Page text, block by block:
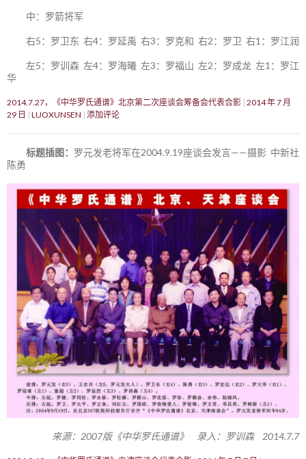
中：罗箭将军
右5：罗卫东 右4：罗延禹 右3：罗克和 右2：罗卫 右1：罗江润
左5：罗训森 左4：罗海曦 左3：罗福山 左2：罗成龙 左1：罗江
华
2014.7.27，《中华罗氏通谱》北京第二次座谈会筹备会代表合影 2014 年 7 月
29 日
LUOXUNSEN 添加评论
标题插图： 罗元发老将军在2004.9.19座谈会发言——摄影 中新社
陈勇
来源：2007版《中华罗氏通谱》 录入：罗训森 2014.7.7